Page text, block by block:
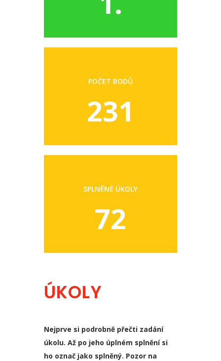
POČET BODŮ
231
SPLNĚNÉ ÚKOLY
72
ÚKOLY
Nejprve si podrobně přečti zadání
úkolu. Až po jeho úplném splnění si
ho označ jako splněný. Pozor na